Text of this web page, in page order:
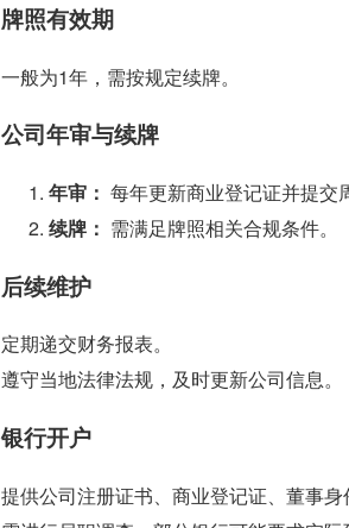
牌照有效期
一般为1年，需按规定续牌。
公司年审与续牌
年审： 每年更新商业登记证并提交
续牌： 需满足牌照相关合规条件。
后续维护
定期递交财务报表。
遵守当地法律法规，及时更新公司信息。
银行开户
提供公司注册证书、商业登记证、董事